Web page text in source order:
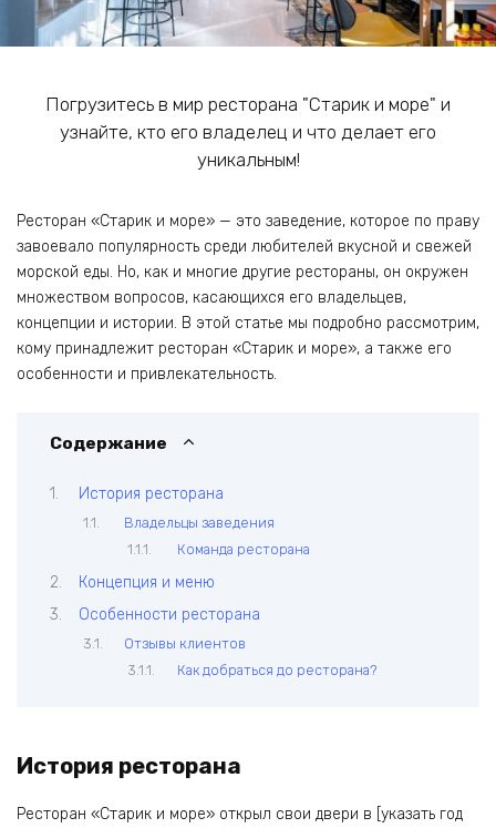
Погрузитесь в мир ресторана "Старик и море" и
узнайте, кто его владелец и что делает его
уникальным!
Ресторан «Старик и море» — это заведение, которое по праву
завоевало популярность среди любителей вкусной и свежей
морской еды. Но, как и многие другие рестораны, он окружен
множеством вопросов, касающихся его владельцев,
концепции и истории. В этой статье мы подробно рассмотрим,
кому принадлежит ресторан «Старик и море», а также его
особенности и привлекательность.
Содержание
История ресторана
Владельцы заведения
Команда ресторана
Концепция и меню
Особенности ресторана
Отзывы клиентов
Как добраться до ресторана?
История ресторана
Ресторан «Старик и море» открыл свои двери в [указать год